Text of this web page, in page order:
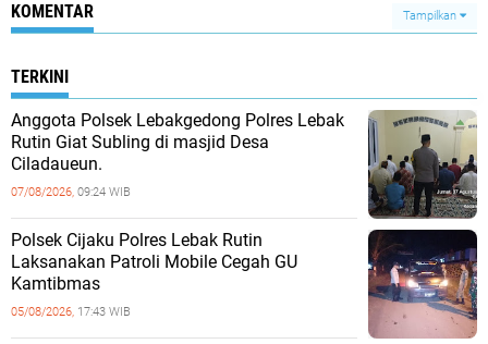
KOMENTAR Tampilkan
TERKINI
Anggota Polsek Lebakgedong Polres Lebak
Rutin Giat Subling di masjid Desa
Ciladaueun.
07/08/2026, 09:24 WIB
Polsek Cijaku Polres Lebak Rutin
Laksanakan Patroli Mobile Cegah GU
Kamtibmas
05/08/2026, 17:43 WIB